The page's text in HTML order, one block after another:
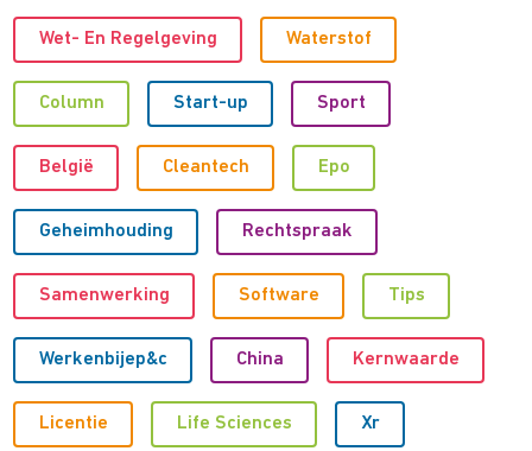
Wet- En Regelgeving Waterstof
Column Start-up Sport
België Cleantech Epo
Geheimhouding Rechtspraak
Samenwerking Software Tips
Werkenbijep&c China Kernwaarde
Licentie Life Sciences Xr